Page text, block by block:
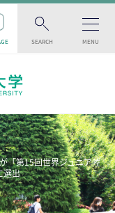
SEARCH MENU
「第15回世界ジュニア陸
選出